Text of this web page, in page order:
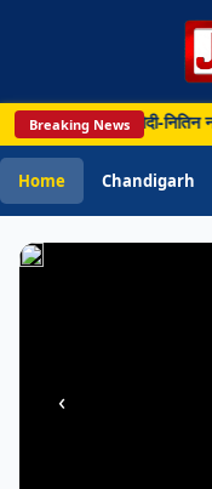
Breaking News
दिल्ली पहुंचे योगी, मोदी-
Home Chandigarh
‹
करने
के
मामले
में
निलंबित